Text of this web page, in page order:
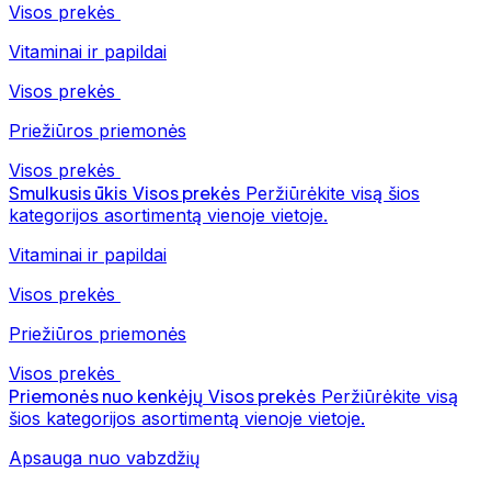
Visos prekės
Vitaminai ir papildai
Visos prekės
Priežiūros priemonės
Visos prekės
Smulkusis ūkis Visos prekės Peržiūrėkite visą šios
kategorijos asortimentą vienoje vietoje.
Vitaminai ir papildai
Visos prekės
Priežiūros priemonės
Visos prekės
Priemonės nuo kenkėjų Visos prekės Peržiūrėkite visą
šios kategorijos asortimentą vienoje vietoje.
Apsauga nuo vabzdžių